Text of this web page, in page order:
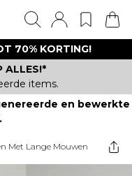
70% KORTING!
ALLES!*
items.
en bewerkte
Met Lange Mouwen